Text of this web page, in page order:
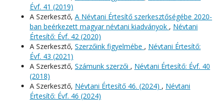
Évf. 41 (2019)
A Szerkesztő, A Névtani Értesítő szerkesztőségébe 2020-
ban beérkezett magyar névtani kiadványok , Névtani
Értesítő: Évf. 42 (2020)
A Szerkesztő, Szerzőink figyelmébe , Névtani Értesítő:
Évf. 43 (2021)
A Szerkesztő, Számunk szerzői , Névtani Értesítő: Évf. 40
(2018)
A Szerkesztő, Névtani Értesítő 46. (2024) , Névtani
Értesítő: Évf. 46 (2024)